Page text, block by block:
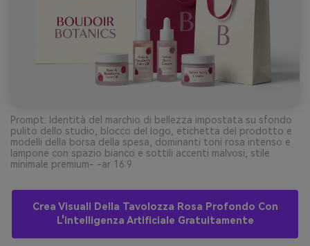
Prompt: Identità del marchio di bellezza impostata su sfondo
pulito dello studio, blocco del logo, etichetta del prodotto e
modelli della borsa della spesa, dominanti toni rosa intenso e
lampone con spazio bianco e sottili accenti malvosi, stile
minimale premium- -ar 16:9
Crea Visuali Della Tavolozza Rosa Profondo Con
L'intelligenza Artificiale Gratuitamente